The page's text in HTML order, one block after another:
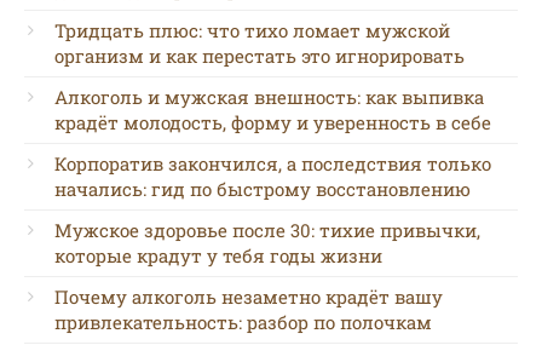
Тридцать плюс: что тихо ломает мужской
организм и как перестать это игнорировать
Алкоголь и мужская внешность: как выпивка
крадёт молодость, форму и уверенность в себе
Корпоратив закончился, а последствия только
начались: гид по быстрому восстановлению
Мужское здоровье после 30: тихие привычки,
которые крадут у тебя годы жизни
Почему алкоголь незаметно крадёт вашу
привлекательность: разбор по полочкам